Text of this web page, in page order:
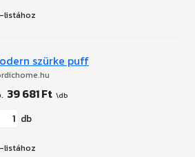
listához
szürke puff
39 681 Ft
db
listához